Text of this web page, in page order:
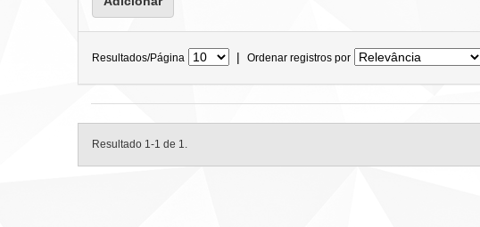
Resultados/Página | Ordenar registros por
Resultado 1-1 de 1.